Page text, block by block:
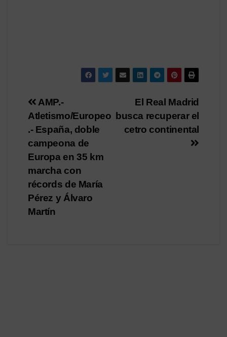
Navegación
de
entradas
El Real Madrid
busca recuperar el
cetro continental
AMP.-
Atletismo/Europeo
.- España, doble
campeona de
Europa en 35 km
marcha con
récords de María
Pérez y Álvaro
Martín